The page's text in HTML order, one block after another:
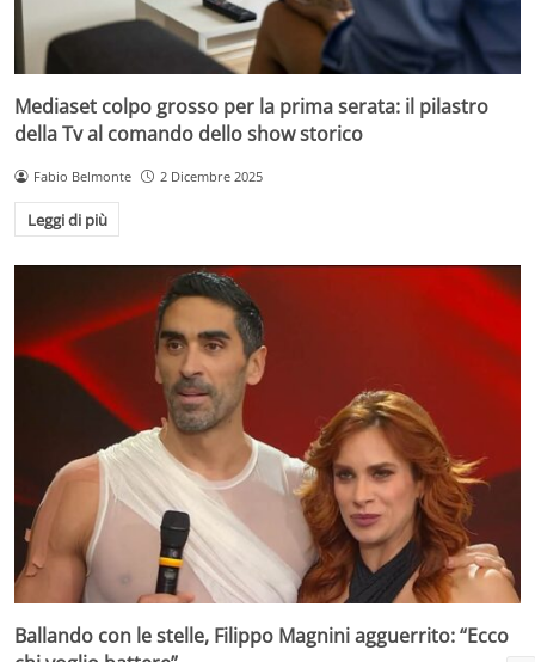
Mediaset colpo grosso per la prima serata: il pilastro
della Tv al comando dello show storico
Fabio Belmonte 2 Dicembre 2025
Leggi di più
Ballando con le stelle, Filippo Magnini agguerrito: “Ecco